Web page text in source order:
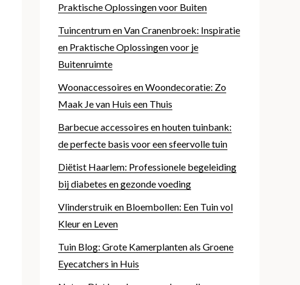
Praktische Oplossingen voor Buiten
Tuincentrum en Van Cranenbroek: Inspiratie
en Praktische Oplossingen voor je
Buitenruimte
Woonaccessoires en Woondecoratie: Zo
Maak Je van Huis een Thuis
Barbecue accessoires en houten tuinbank:
de perfecte basis voor een sfeervolle tuin
Diëtist Haarlem: Professionele begeleiding
bij diabetes en gezonde voeding
Vlinderstruik en Bloembollen: Een Tuin vol
Kleur en Leven
Tuin Blog: Grote Kamerplanten als Groene
Eyecatchers in Huis